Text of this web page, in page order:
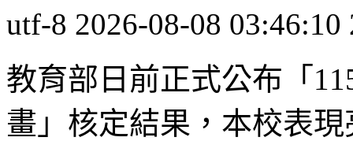
utf-8 2026-08-08 03:46:10
教育部日前正式公布「
畫」核定結果，本校表